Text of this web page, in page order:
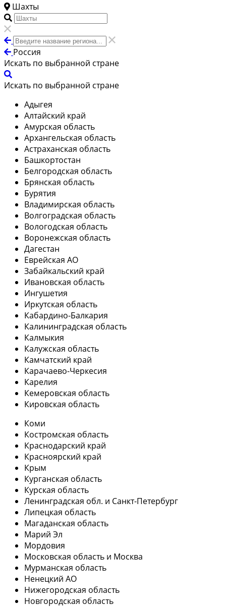
Шахты
Россия
Искать по выбранной стране
Искать по выбранной стране
Адыгея
Алтайский край
Амурская область
Архангельская область
Астраханская область
Башкортостан
Белгородская область
Брянская область
Бурятия
Владимирская область
Волгоградская область
Вологодская область
Воронежская область
Дагестан
Еврейская АО
Забайкальский край
Ивановская область
Ингушетия
Иркутская область
Кабардино-Балкария
Калининградская область
Калмыкия
Калужская область
Камчатский край
Карачаево-Черкесия
Карелия
Кемеровская область
Кировская область
Коми
Костромская область
Краснодарский край
Красноярский край
Крым
Курганская область
Курская область
Ленинградская обл. и Санкт-Петербург
Липецкая область
Магаданская область
Марий Эл
Мордовия
Московская область и Москва
Мурманская область
Ненецкий АО
Нижегородская область
Новгородская область